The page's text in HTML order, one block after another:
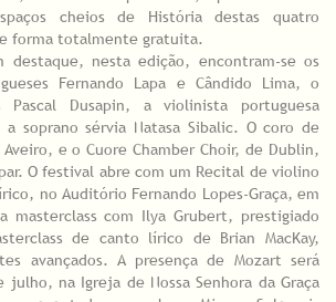
cheios de História destas quatro
forma totalmente gratuita.
destaque, nesta edição, encontram-se os
Fernando Lapa e Cândido Lima, o
Pascal Dusapin, a violinista portuguesa
soprano sérvia Natasa Sibalic. O coro de
e o Cuore Chamber Choir, de Dublin,
O festival abre com um Recital de violino
no Auditório Fernando Lopes-Graça, em
masterclass com Ilya Grubert, prestigiado
de canto lírico de Brian MacKay,
avançados. A presença de Mozart será
na Igreja de Nossa Senhora da Graça